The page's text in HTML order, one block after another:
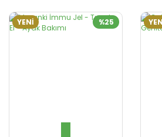
%25
YENİ